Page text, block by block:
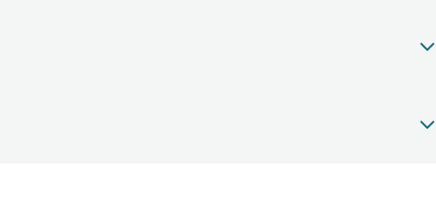
den häufigen extraskelettalen Manifestationen von
entzündliche Darmerkrankungen.